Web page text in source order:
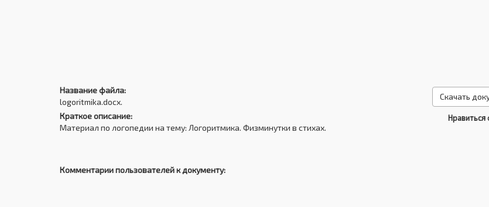
Название файла:
logoritmika.docx.
Краткое описание:
Материал по логопедии на тему: Логоритмика. Физминутки в стихах.
Скачать
Комментарии пользователей к документу: